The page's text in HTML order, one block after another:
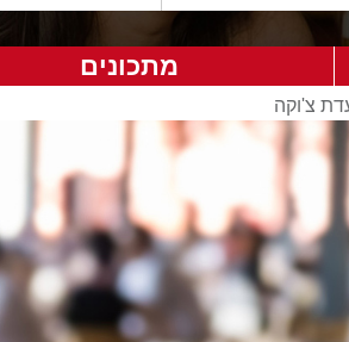
מתכונים
צ'וקה